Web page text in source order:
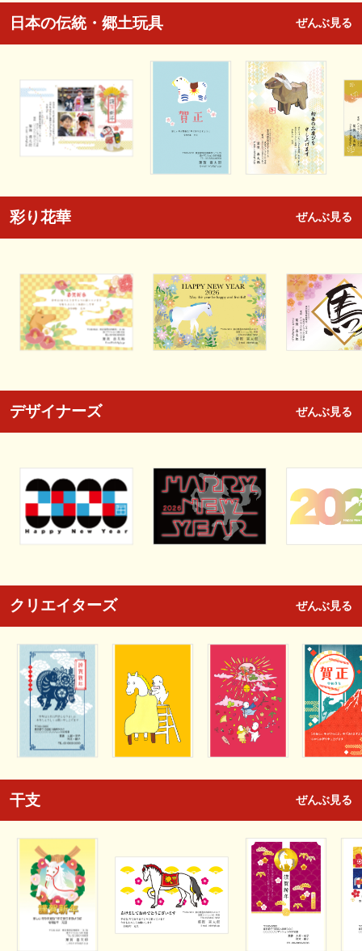
日本の伝統・郷土玩具 ぜんぶ見る
彩り花華 ぜんぶ見る
デザイナーズ ぜんぶ見る
クリエイターズ ぜんぶ見る
干支 ぜんぶ見る